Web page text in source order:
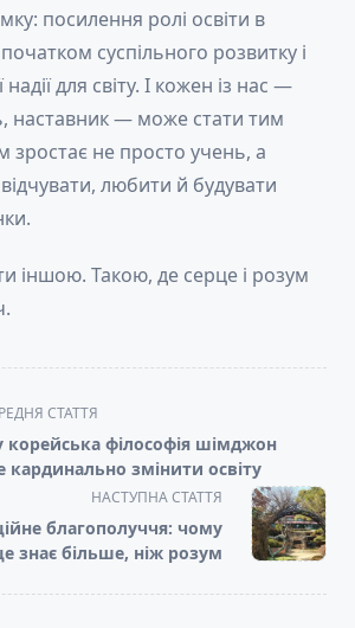
посилення ролі освіти в
суспільного розвитку і
для світу. І кожен із нас —
наставник — може стати тим
зростає не просто учень, а
любити й будувати
іншою. Такою, де серце і розум
СТАТТЯ
корейська філософія шімджон
кардинально змінити освіту
НАСТУПНА СТАТТЯ
благополуччя: чому
знає більше, ніж розум